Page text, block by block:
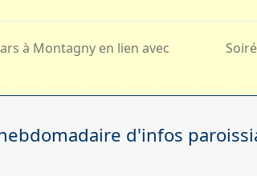
à Montagny en lien avec
d'infos